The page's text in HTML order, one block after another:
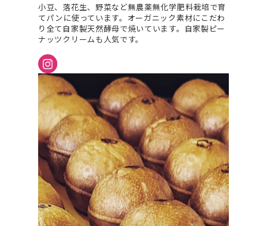
小豆、落花生、野菜など無農薬無化学肥料栽培で育
てパンに使っています。オーガニック素材にこだわ
り全て自家製天然酵母で焼いています。自家製ピー
ナッツクリームも人気です。